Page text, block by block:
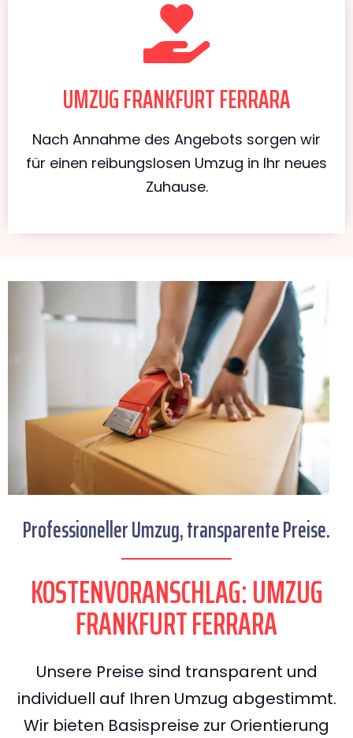
UMZUG FRANKFURT FERRARA
Nach Annahme des Angebots sorgen wir
für einen reibungslosen Umzug in Ihr neues
Zuhause.
Professioneller Umzug, transparente Preise.
KOSTENVORANSCHLAG: UMZUG
FRANKFURT FERRARA
Unsere Preise sind transparent und
individuell auf Ihren Umzug abgestimmt.
Wir bieten Basispreise zur Orientierung